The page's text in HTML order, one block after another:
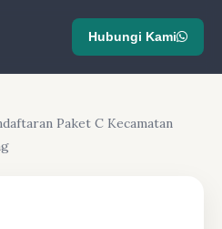
Hubungi Kami
Paket C Kecamatan